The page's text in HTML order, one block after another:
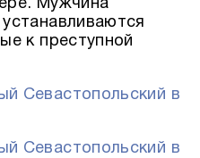
Мужчина
к преступной
Севастопольский в
Севастопольский в